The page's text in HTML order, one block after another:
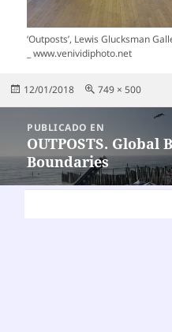
‘Outposts’, Lewis Glucksman
_ www.venividiphoto.net
Publicado
12/01/2018
Tamaño
749 × 500
entradas
PUBLICADO EN
OUTPOSTS.
Boundaries